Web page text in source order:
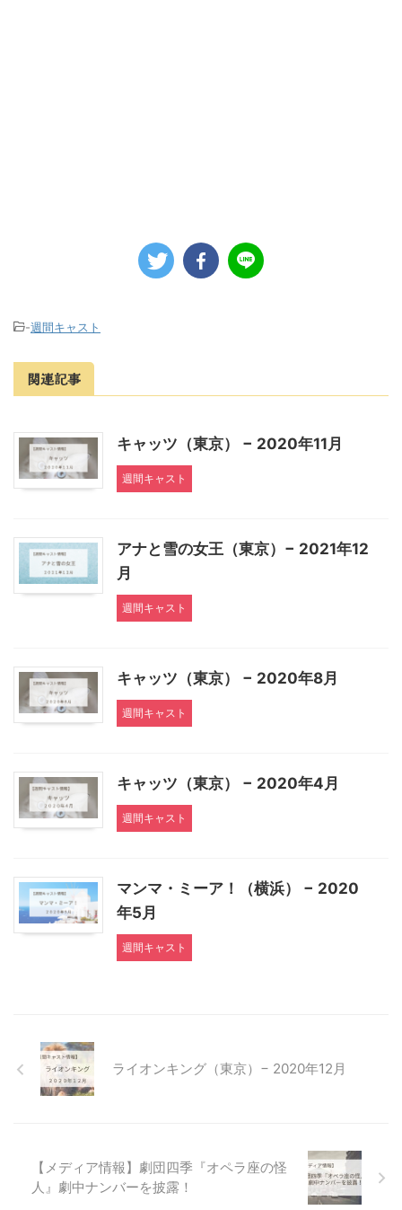
-週間キャスト
関連記事
キャッツ（東京） − 2020年11月
週間キャスト
アナと雪の女王（東京）− 2021年12
月
週間キャスト
キャッツ（東京） − 2020年8月
週間キャスト
キャッツ（東京） − 2020年4月
週間キャスト
マンマ・ミーア！（横浜） − 2020
年5月
週間キャスト
ライオンキング（東京）− 2020年12月
【メディア情報】劇団四季『オペラ座の怪
人』劇中ナンバーを披露！